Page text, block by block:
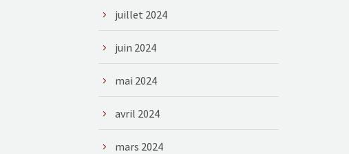
juillet 2024
juin 2024
mai 2024
avril 2024
mars 2024